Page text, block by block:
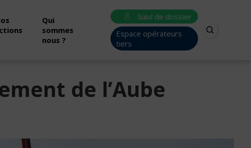
Qui
sommes
nous ?
Suivi de dossier
Espace opérateurs
tiers
de l’Aube